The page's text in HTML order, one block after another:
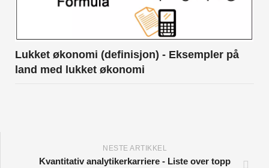
Lukket økonomi (definisjon) - Eksempler på
land med lukket økonomi
NESTE ARTIKKEL
Kvantitativ analytikerkarriere - Liste over topp